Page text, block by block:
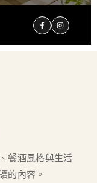
餐酒風格與生活
的內容。